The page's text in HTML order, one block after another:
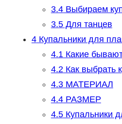
3.4Выбираем
3.5Для танцев
4Купальники для
4.1Какие
4.2Как выбрать
4.3МАТЕРИАЛ
4.4РАЗМЕР
4.5Купальники